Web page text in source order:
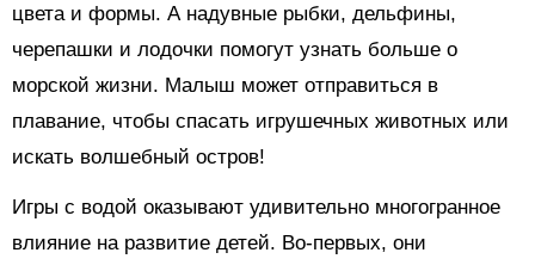
цвета и формы. А надувные рыбки, дельфины,
черепашки и лодочки помогут узнать больше о
морской жизни. Малыш может отправиться в
плавание, чтобы спасать игрушечных животных или
искать волшебный остров!
Игры с водой оказывают удивительно многогранное
влияние на развитие детей. Во-первых, они